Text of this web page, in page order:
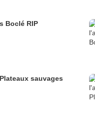
Boclé RIP
sauvages